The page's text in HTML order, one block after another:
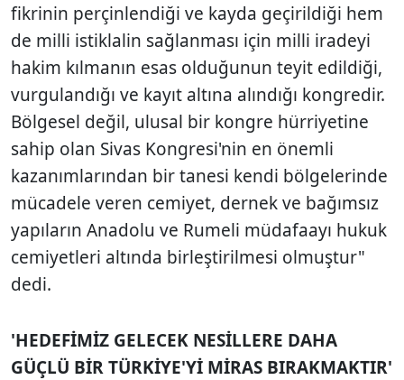
fikrinin perçinlendiği ve kayda geçirildiği hem
de milli istiklalin sağlanması için milli iradeyi
hakim kılmanın esas olduğunun teyit edildiği,
vurgulandığı ve kayıt altına alındığı kongredir.
Bölgesel değil, ulusal bir kongre hürriyetine
sahip olan Sivas Kongresi'nin en önemli
kazanımlarından bir tanesi kendi bölgelerinde
mücadele veren cemiyet, dernek ve bağımsız
yapıların Anadolu ve Rumeli müdafaayı hukuk
cemiyetleri altında birleştirilmesi olmuştur"
dedi.
'HEDEFİMİZ GELECEK NESİLLERE DAHA
GÜÇLÜ BİR TÜRKİYE'Yİ MİRAS BIRAKMAKTIR'